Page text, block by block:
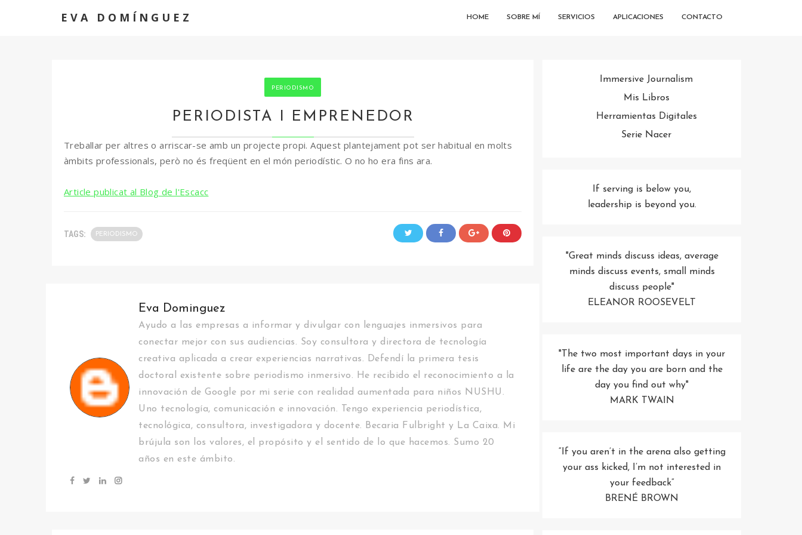
EVA DOMÍNGUEZ HOME SOBRE MÍ SERVICIOS APLICACIONES CONTACTO
PERIODISMO
PERIODISTA I EMPRENEDOR
Treballar per altres o arriscar-se amb un projecte propi. Aquest plantejament pot ser habitual en molts
àmbits professionals, però no és freqüent en el món periodístic. O no ho era fins ara.
Article publicat al Blog de l'Escacc
TAGS: PERIODISMO
Eva Dominguez
Ayudo a las empresas a informar y divulgar con lenguajes inmersivos para
conectar mejor con sus audiencias. Soy consultora y directora de tecnología
creativa aplicada a crear experiencias narrativas. Defendí la primera tesis
doctoral existente sobre periodismo inmersivo. He recibido el reconocimiento a la
innovación de Google por mi serie con realidad aumentada para niños NUSHU.
Uno tecnología, comunicación e innovación. Tengo experiencia periodística,
tecnológica, consultora, investigadora y docente. Becaria Fulbright y La Caixa. Mi
brújula son los valores, el propósito y el sentido de lo que hacemos. Sumo 20
años en este ámbito.
Immersive Journalism
Mis Libros
Herramientas Digitales
Serie Nacer
If serving is below you,
leadership is beyond you.
"Great minds discuss ideas, average
minds discuss events, small minds
discuss people"
ELEANOR ROOSEVELT
"The two most important days in your
life are the day you are born and the
day you find out why"
MARK TWAIN
“If you aren’t in the arena also getting
your ass kicked, I’m not interested in
your feedback”
BRENÉ BROWN